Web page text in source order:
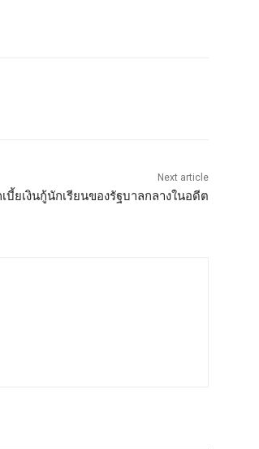
Next article
บี้ยเงินกู้นักเรียนของรัฐบาลกลางในอดีต